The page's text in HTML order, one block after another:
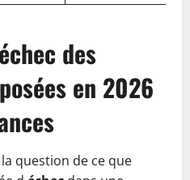
des
en 2026
question de ce que